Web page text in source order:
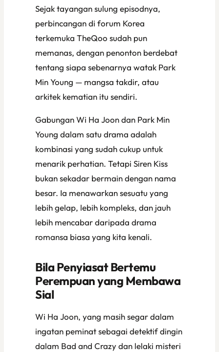
Sejak tayangan sulung episodnya,
perbincangan di forum Korea
terkemuka TheQoo sudah pun
memanas, dengan penonton berdebat
tentang siapa sebenarnya watak Park
Min Young — mangsa takdir, atau
arkitek kematian itu sendiri.
Gabungan Wi Ha Joon dan Park Min
Young dalam satu drama adalah
kombinasi yang sudah cukup untuk
menarik perhatian. Tetapi Siren Kiss
bukan sekadar bermain dengan nama
besar. Ia menawarkan sesuatu yang
lebih gelap, lebih kompleks, dan jauh
lebih mencabar daripada drama
romansa biasa yang kita kenali.
Bila Penyiasat Bertemu
Perempuan yang Membawa
Sial
Wi Ha Joon, yang masih segar dalam
ingatan peminat sebagai detektif dingin
dalam Bad and Crazydan lelaki misteri